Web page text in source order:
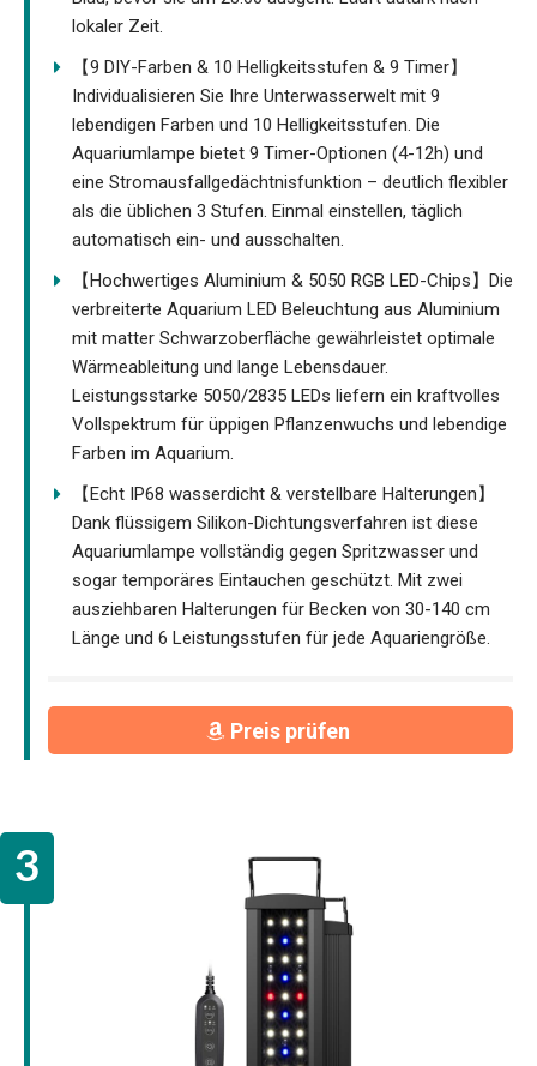
lokaler Zeit.
【9 DIY-Farben & 10 Helligkeitsstufen & 9 Timer】
Individualisieren Sie Ihre Unterwasserwelt mit 9
lebendigen Farben und 10 Helligkeitsstufen. Die
Aquariumlampe bietet 9 Timer-Optionen (4-12h) und
eine Stromausfallgedächtnisfunktion – deutlich flexibler
als die üblichen 3 Stufen. Einmal einstellen, täglich
automatisch ein- und ausschalten.
【Hochwertiges Aluminium & 5050 RGB LED-Chips】Die
verbreiterte Aquarium LED Beleuchtung aus Aluminium
mit matter Schwarzoberfläche gewährleistet optimale
Wärmeableitung und lange Lebensdauer.
Leistungsstarke 5050/2835 LEDs liefern ein kraftvolles
Vollspektrum für üppigen Pflanzenwuchs und lebendige
Farben im Aquarium.
【Echt IP68 wasserdicht & verstellbare Halterungen】
Dank flüssigem Silikon-Dichtungsverfahren ist diese
Aquariumlampe vollständig gegen Spritzwasser und
sogar temporäres Eintauchen geschützt. Mit zwei
ausziehbaren Halterungen für Becken von 30-140 cm
Länge und 6 Leistungsstufen für jede Aquariengröße.
Preis prüfen